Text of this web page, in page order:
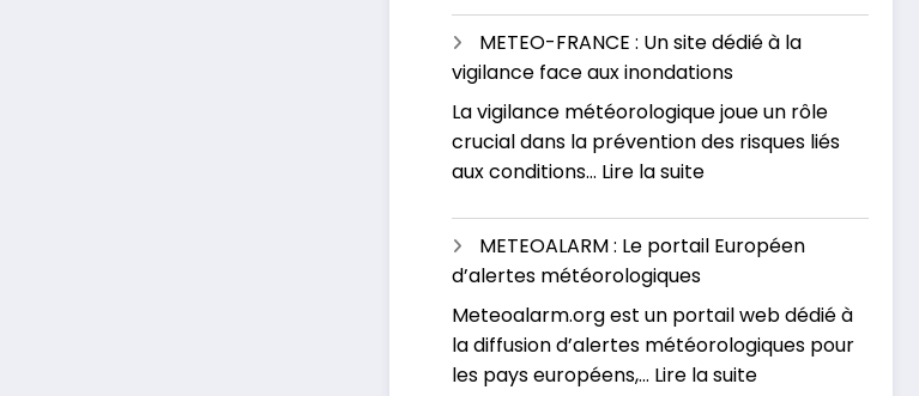
risque
METEO-FRANCE : Un site dédié à la
vigilance face aux inondations
La vigilance météorologique joue un rôle
crucial dans la prévention des risques liés
aux conditions… Lire la suite:
FRANCE
:
site
dédié
à
METEOALARM : Le portail Européen
d’alertes météorologiques
Meteoalarm.org est un portail web dédié à
la diffusion d’alertes météorologiques pour
les pays européens,… Lire la suite: